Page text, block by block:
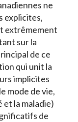
ne
explicites,
extrêmement
sur la
de ce
qui unit la
implicites
mode de vie,
et la maladie)
de